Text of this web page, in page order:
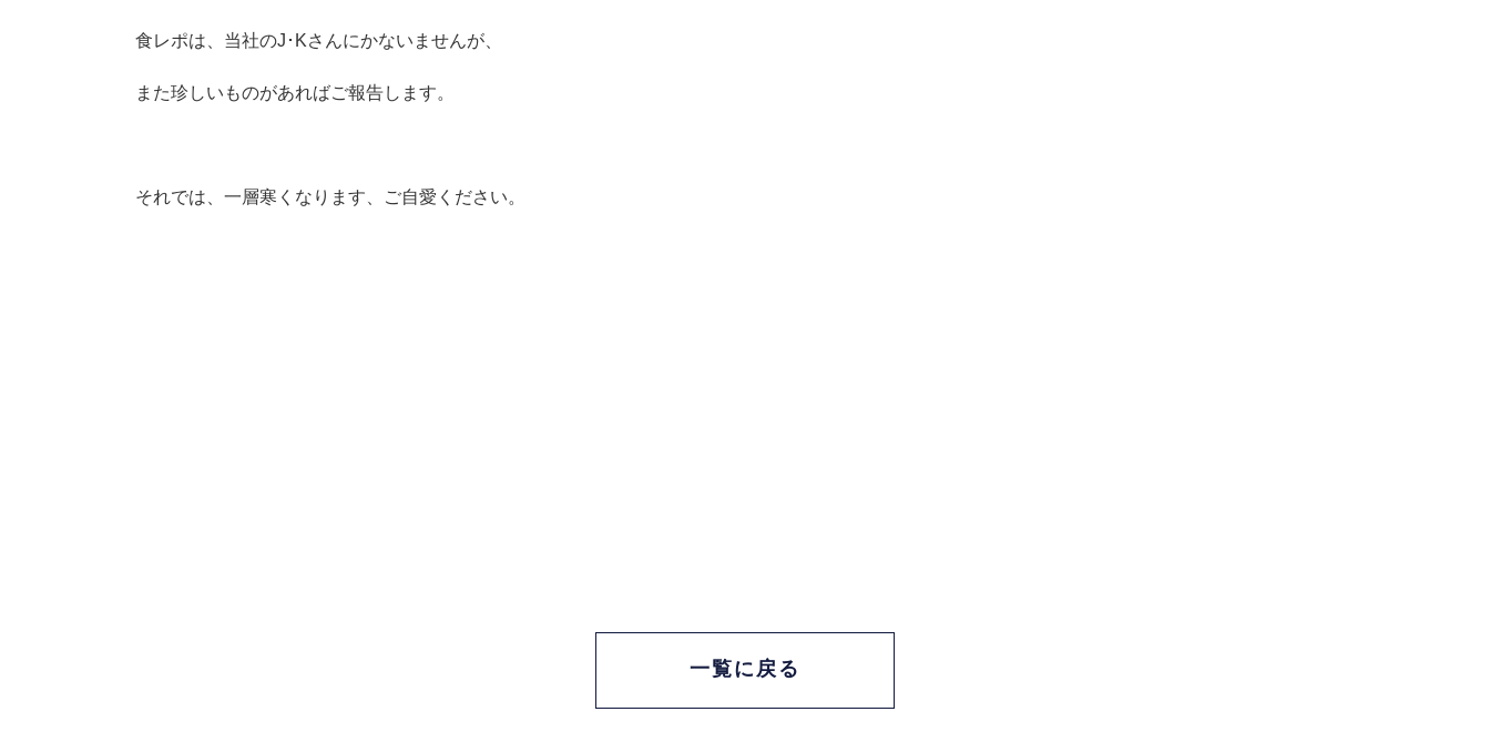
食レポは、当社のJ･Kさんにかないませんが、
また珍しいものがあればご報告します。
それでは、一層寒くなります、ご自愛ください。
一覧に戻る